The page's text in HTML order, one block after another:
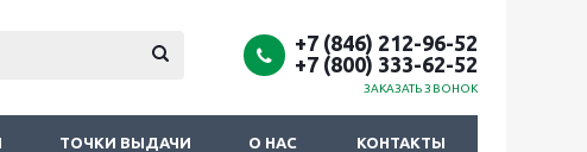
+7 (846) 212-96-52
+7 (800) 333-62-52
ЗАКАЗАТЬ ЗВОНОК
ТОЧКИ ВЫДАЧИ О НАС КОНТАКТЫ